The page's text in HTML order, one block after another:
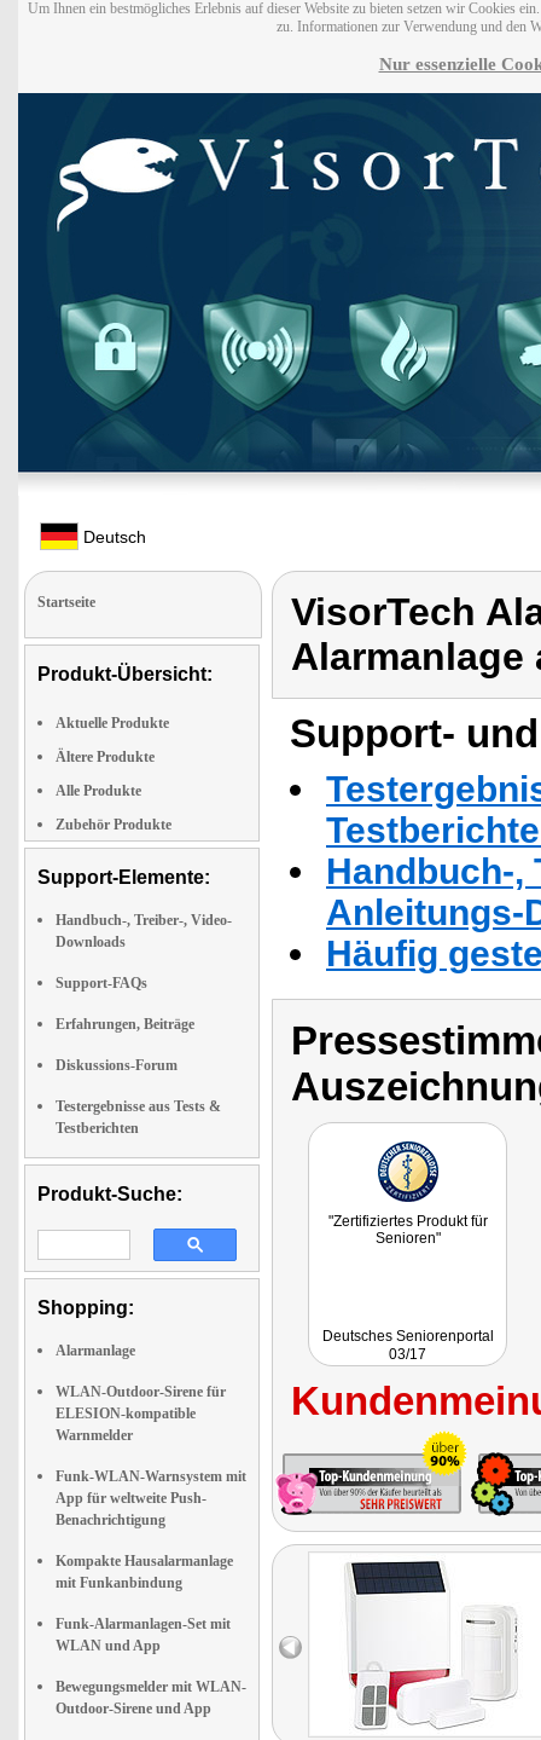
Um Ihnen ein bestmögliches Erlebnis auf dieser Website zu bieten setzen wir Cookies
zu. Informationen zur Verwendung und den
Nur essenzielle
Deutsch
Startseite
Produkt-Übersicht:
Aktuelle Produkte
Ältere Produkte
Alle Produkte
Zubehör Produkte
Support-Elemente:
Handbuch-, Treiber-, Video-
Downloads
Support-FAQs
Erfahrungen, Beiträge
Diskussions-Forum
Testergebnisse aus Tests &
Testberichten
Produkt-Suche:
Shopping:
Alarmanlage
WLAN-Outdoor-Sirene für
ELESION-kompatible
Warnmelder
Funk-WLAN-Warnsystem mit
App für weltweite Push-
Benachrichtigung
Kompakte Hausalarmanlage
mit Funkanbindung
Funk-Alarmanlagen-Set mit
WLAN und App
Bewegungsmelder mit WLAN-
Outdoor-Sirene und App
VisorTech
Alarmanlage
Support-
Handbuch-,
Anleitungs-
Häufig
"Zertifiziertes Produkt für
Senioren"
Deutsches Seniorenportal
03/17